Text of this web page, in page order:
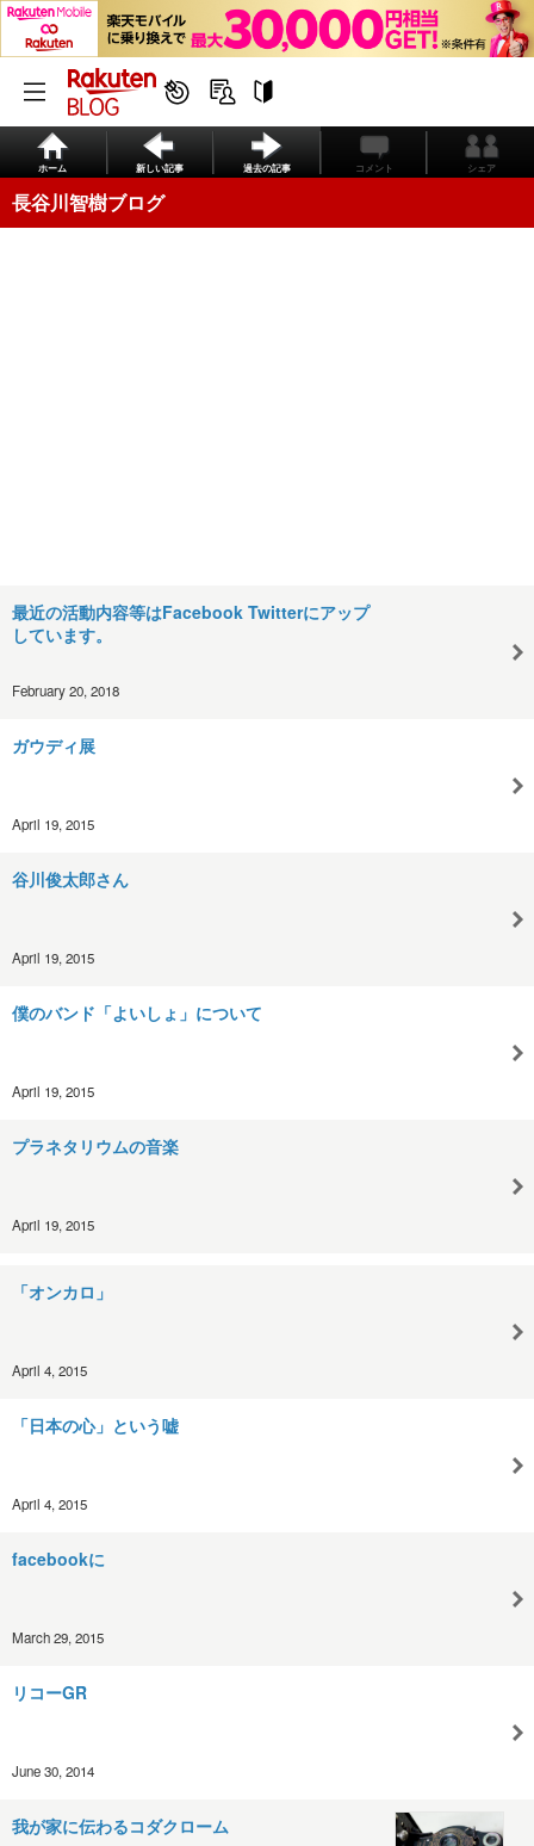
ホーム 新しい記事 過去の記事 コメント シェア
長谷川智樹ブログ
最近の活動内容等はFacebook Twitterにアップ
しています。
February 20, 2018
ガウディ展
April 19, 2015
谷川俊太郎さん
April 19, 2015
僕のバンド「よいしょ」について
April 19, 2015
プラネタリウムの音楽
April 19, 2015
「オンカロ」
April 4, 2015
「日本の心」という嘘
April 4, 2015
facebookに
March 29, 2015
リコーGR
June 30, 2014
我が家に伝わるコダクローム